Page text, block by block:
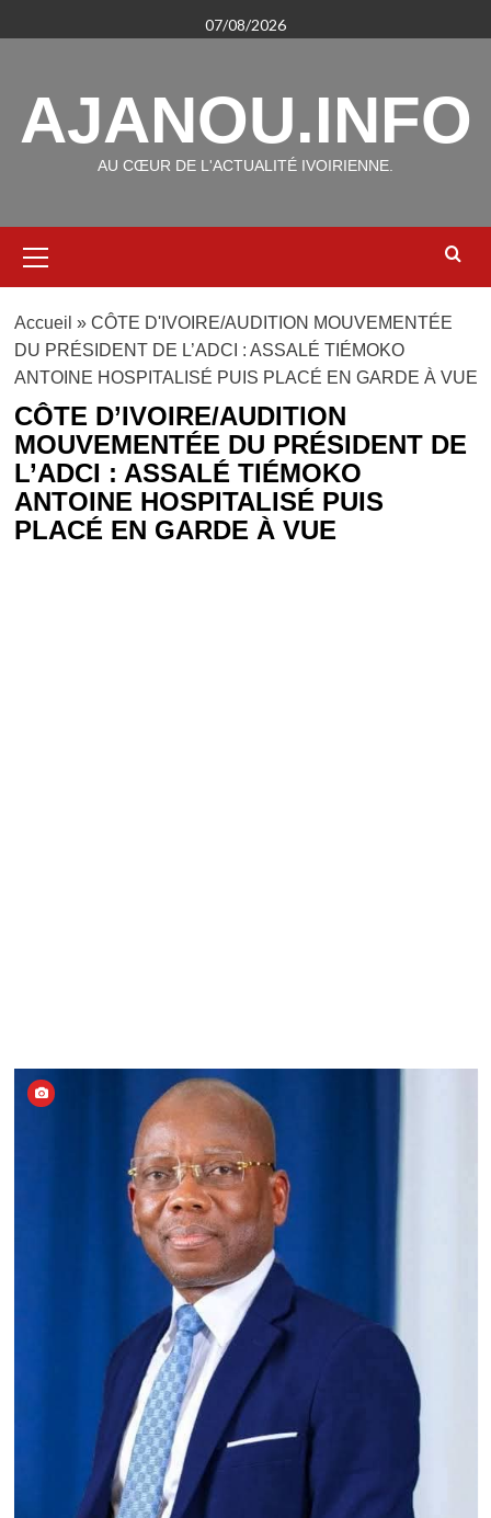
au
07/08/2026
AJANOU.INFO
AU CŒUR DE L'ACTUALITÉ IVOIRIENNE.
principal
Accueil » CÔTE D'IVOIRE/AUDITION MOUVEMENTÉE
DU PRÉSIDENT DE L’ADCI : ASSALÉ TIÉMOKO
ANTOINE HOSPITALISÉ PUIS PLACÉ EN GARDE À VUE
CÔTE D’IVOIRE/AUDITION
MOUVEMENTÉE DU PRÉSIDENT DE
L’ADCI : ASSALÉ TIÉMOKO
ANTOINE HOSPITALISÉ PUIS
PLACÉ EN GARDE À VUE